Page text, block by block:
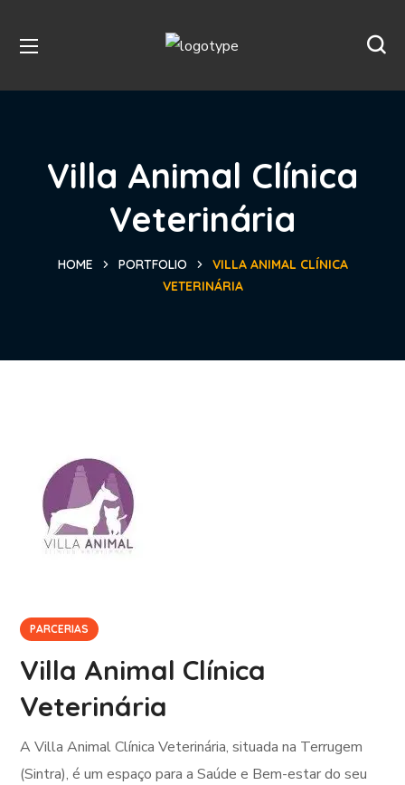
Villa Animal Clínica
Veterinária
HOME PORTFOLIO
VILLA ANIMAL CLÍNICA
VETERINÁRIA
PARCERIAS
Villa Animal Clínica
Veterinária
A Villa Animal Clínica Veterinária, situada na Terrugem
(Sintra), é um espaço para a Saúde e Bem-estar do seu